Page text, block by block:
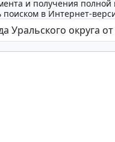
и получения
в Интернет-